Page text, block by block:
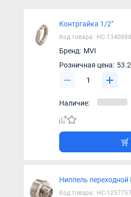
Контргайка 1/2"
Код товара: НС-1340888
Бренд: MVI
Розничная цена:
Наличие:
Ниппель переходной
Код товара: НС-1257757